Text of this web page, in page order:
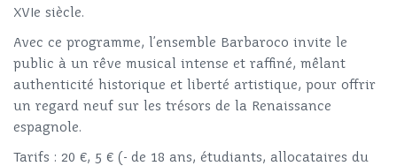
XVIe siècle.
Avec ce programme, l’ensemble Barbaroco invite le
public à un rêve musical intense et raffiné, mêlant
authenticité historique et liberté artistique, pour offrir
un regard neuf sur les trésors de la Renaissance
espagnole.
Tarifs : 20 €, 5 € (- de 18 ans, étudiants, allocataires du